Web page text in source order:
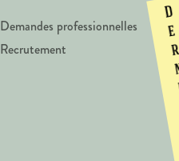
Demandes professionnelles
Recrutement
D
e